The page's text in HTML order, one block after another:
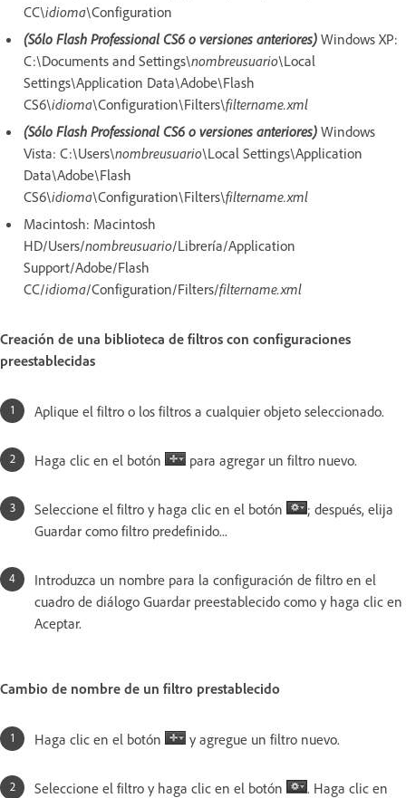
CC\idioma\Configuration
(Sólo Flash Professional CS6 o versiones anteriores) Windows XP:
C:\Documents and Settings\nombreusuario\Local
Settings\Application Data\Adobe\Flash
CS6\idioma\Configuration\Filters\filtername.xml
(Sólo Flash Professional CS6 o versiones anteriores) Windows
Vista: C:\Users\nombreusuario\Local Settings\Application
Data\Adobe\Flash
CS6\idioma\Configuration\Filters\filtername.xml
Macintosh: Macintosh
HD/Users/nombreusuario/Librería/Application
Support/Adobe/Flash
CC/idioma/Configuration/Filters/filtername.xml
Creación de una biblioteca de filtros con configuraciones
preestablecidas
Aplique el filtro o los filtros a cualquier objeto seleccionado.
Haga clic en el botón para agregar un filtro nuevo.
Seleccione el filtro y haga clic en el botón
; después, elija
Guardar como filtro predefinido...
Introduzca un nombre para la configuración de filtro en el
cuadro de diálogo Guardar preestablecido como y haga clic en
Aceptar.
Cambio de nombre de un filtro prestablecido
Haga clic en el botón y agregue un filtro nuevo.
Seleccione el filtro y haga clic en el botón
. Haga clic en